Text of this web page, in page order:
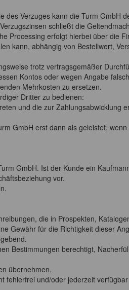
Verzuges kann die Turm GmbH
schließt die
Processing erfolgt hierbei über die
kann, abhängig von Bestellwert,
trotz vertragsgemäßer
Kontos oder wegen Angabe
Mehrkosten zu ersetzen.
Dritter zu bedienen:
und die zur Zahlungsabwicklung
GmbH erst dann als geleistet,
GmbH. Ist der Kunde ein
vor.
die in Prospekten,
Gewähr für die Richtigkeit dieser
Bestimmungen berechtigt,
übernehmen.
und/oder jederzeit